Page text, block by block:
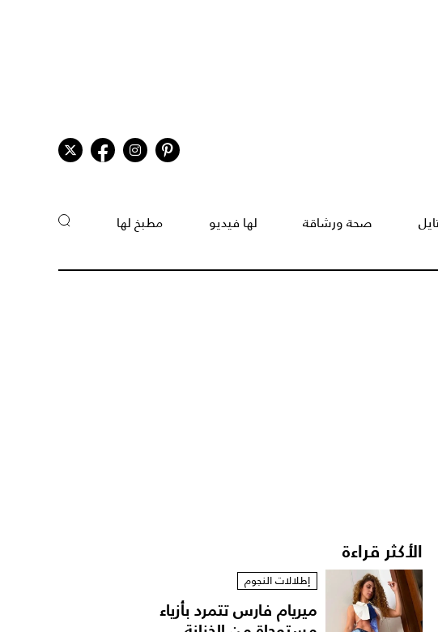
صحة ورشاقة لها فيديو مطبخ لها
الأكثر قراءة
إطلالات النجوم
ميريام فارس تتمرد بأزياء